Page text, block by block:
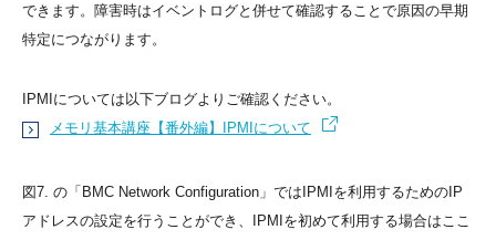
できます。障害時はイベントログと併せて確認することで原因の早期
特定につながります。
IPMIについては以下ブログよりご確認ください。
メモリ基本講座【番外編】IPMIについて
図7. の「BMC Network Configuration」ではIPMIを利用するためのIP
アドレスの設定を行うことができ、IPMIを初めて利用する場合はここ